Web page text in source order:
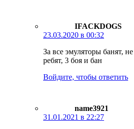
IFACKDOGS
23.03.2020 в 00:32
За все эмуляторы банят,
ребят, 3 боя и бан
Войдите, чтобы ответить
name3921
31.01.2021 в 22:27